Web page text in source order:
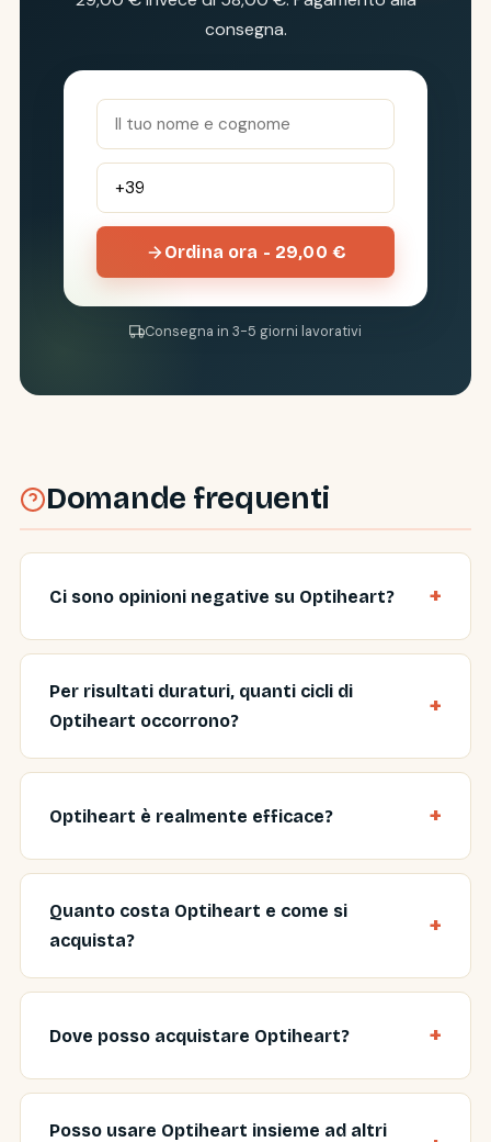
consegna.
Ordina ora - 29,00 €
Consegna in 3-5 giorni lavorativi
Domande frequenti
Ci sono opinioni negative su Optiheart?
Per risultati duraturi, quanti cicli di
Optiheart occorrono?
Optiheart è realmente efficace?
Quanto costa Optiheart e come si
acquista?
Dove posso acquistare Optiheart?
Posso usare Optiheart insieme ad altri